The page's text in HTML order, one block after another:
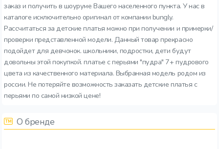
заказ и получить в шоуруме Вашего населенного пункта. У нас в
каталоге исключительно оригинал от компании bungly.
Рассчитаться за детские платья можно при получении и примерки/
проверки представленной модели. Данный товар прекрасно
подойдет для девчонок. школьники, подростки, дети будут
довольны этой покупкой. платье с перьями "пудра" 7+ пудрового
цвета из качественного материала. Выбранная модель родом из
россии. Не потеряйте возможность заказать детские платья с
перьями по самой низкой цене!
О бренде